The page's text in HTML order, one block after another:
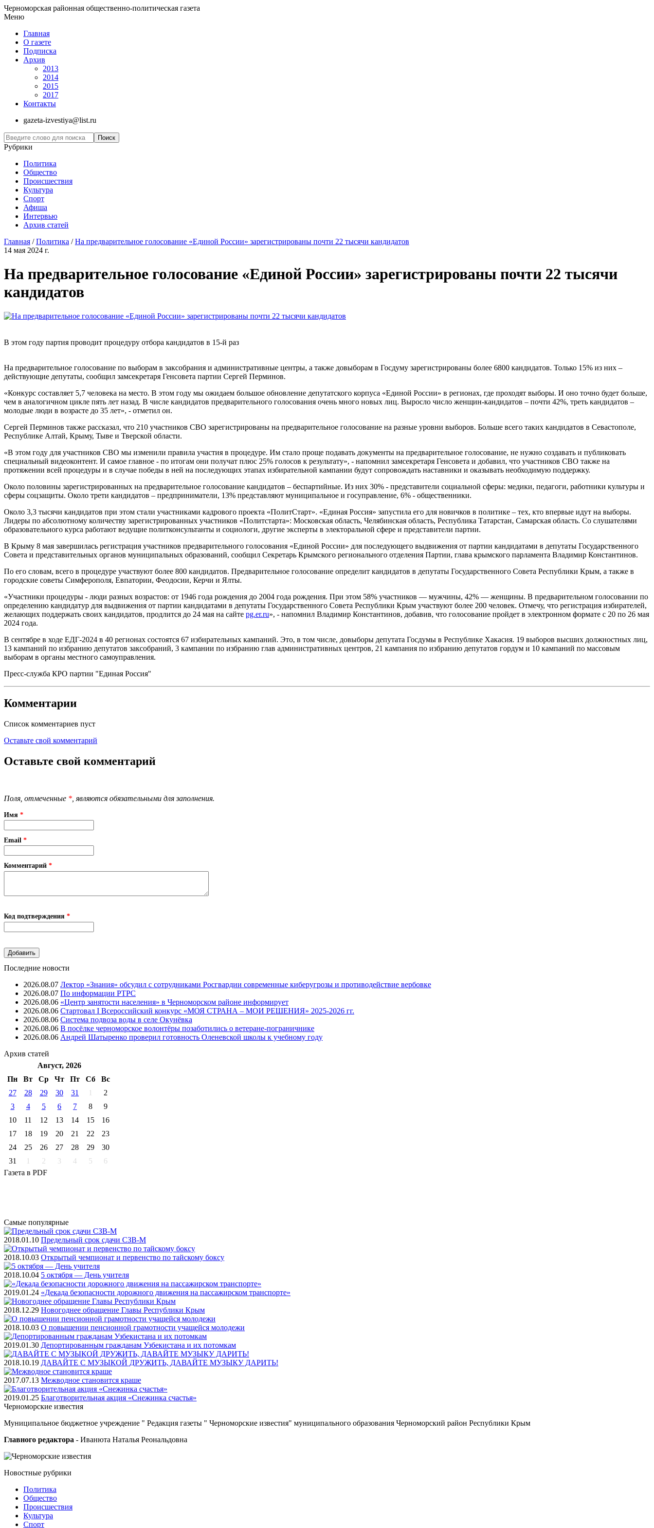
Черноморская районная общественно-политическая газета
Меню
Главная
О газете
Подписка
Архив
2013
2014
2015
2017
Контакты
gazeta-izvestiya@list.ru
Рубрики
Политика
Общество
Проиcшествия
Культура
Спорт
Афиша
Интервью
Архив статей
Главная /Политика /На предварительное голосование «Единой России» зарегистрированы почти 22 тысячи кандидатов
14 мая 2024 г.
На предварительное голосование «Единой России» зарегистрированы почти 22 тысячи
кандидатов
В этом году партия проводит процедуру отбора кандидатов в 15-й раз
На предварительное голосование по выборам в заксобрания и административные центры, а также довыборам в Госдуму зарегистрированы более 6800 кандидатов. Только 15% из них –
действующие депутаты, сообщил замсекретаря Генсовета партии Сергей Перминов.
«Конкурс составляет 5,7 человека на место. В этом году мы ожидаем большое обновление депутатского корпуса «Единой России» в регионах, где проходят выборы. И оно точно будет больше,
чем в аналогичном цикле пять лет назад. В числе кандидатов предварительного голосования очень много новых лиц. Выросло число женщин-кандидатов – почти 42%, треть кандидатов –
молодые люди в возрасте до 35 лет», - отметил он.
Сергей Перминов также рассказал, что 210 участников СВО зарегистрированы на предварительное голосование на разные уровни выборов. Больше всего таких кандидатов в Севастополе,
Республике Алтай, Крыму, Тыве и Тверской области.
«В этом году для участников СВО мы изменили правила участия в процедуре. Им стало проще подавать документы на предварительное голосование, не нужно создавать и публиковать
специальный видеоконтент. И самое главное - по итогам они получат плюс 25% голосов к результату», - напомнил замсекретаря Генсовета и добавил, что участников СВО также на
протяжении всей процедуры и в случае победы в ней на последующих этапах избирательной кампании будут сопровождать наставники и оказывать необходимую поддержку.
Около половины зарегистрированных на предварительное голосование кандидатов – беспартийные. Из них 30% - представители социальной сферы: медики, педагоги, работники культуры и
сферы соцзащиты. Около трети кандидатов – предприниматели, 13% представляют муниципальное и госуправление, 6% - общественники.
Около 3,3 тысячи кандидатов при этом стали участниками кадрового проекта «ПолитСтарт». «Единая Россия» запустила его для новичков в политике – тех, кто впервые идут на выборы.
Лидеры по абсолютному количеству зарегистрированных участников «Политстарта»: Московская область, Челябинская область, Республика Татарстан, Самарская область. Со слушателями
образовательного курса работают ведущие политконсультанты и социологи, другие эксперты в электоральной сфере и представители партии.
В Крыму 8 мая завершилась регистрация участников предварительного голосования «Единой России» для последующего выдвижения от партии кандидатами в депутаты Государственного
Совета и представительных органов муниципальных образований, сообщил Секретарь Крымского регионального отделения Партии, глава крымского парламента Владимир Константинов.
По его словам, всего в процедуре участвуют более 800 кандидатов. Предварительное голосование определит кандидатов в депутаты Государственного Совета Республики Крым, а также в
городские советы Симферополя, Евпатории, Феодосии, Керчи и Ялты.
«Участники процедуры - люди разных возрастов: от 1946 года рождения до 2004 года рождения. При этом 58% участников — мужчины, 42% — женщины. В предварительном голосовании по
определению кандидатур для выдвижения от партии кандидатами в депутаты Государственного Совета Республики Крым участвуют более 200 человек. Отмечу, что регистрация избирателей,
желающих поддержать своих кандидатов, продлится до 24 мая на сайте pg.er.ru», - напомнил Владимир Константинов, добавив, что голосование пройдет в электронном формате с 20 по 26 мая
2024 года.
В сентябре в ходе ЕДГ-2024 в 40 регионах состоятся 67 избирательных кампаний. Это, в том числе, довыборы депутата Госдумы в Республике Хакасия. 19 выборов высших должностных лиц,
13 кампаний по избранию депутатов заксобраний, 3 кампании по избранию глав административных центров, 21 кампания по избранию депутатов гордум и 10 кампаний по массовым
выборам в органы местного самоуправления.
Пресс-служба КРО партии "Единая Россия"
Комментарии
Список комментариев пуст
Оставьте свой комментарий
Оставьте свой комментарий
Поля, отмеченные * , являются обязательными для заполнения.
Имя *
Email *
Комментарий *
Код подтверждения *
Последние новости
2026.08.07 Лектор «Знания» обсудил с сотрудниками Росгвардии современные киберугрозы и противодействие вербовке
2026.08.07 ⁠По информации РТРС
2026.08.06 «Центр занятости населения» в Черноморском районе информирует
2026.08.06 Стартовал I Всероссийский конкурс «МОЯ СТРАНА – МОИ РЕШЕНИЯ» 2025-2026 гг.
2026.08.06 Система подвоза воды в селе Окунёвка
2026.08.06 В посёлке черноморское волонтёры позаботились о ветеране-пограничнике
2026.08.06 Андрей Шатыренко проверил готовность Оленевской школы к учебному году
Архив статей
Август, 2026
Пн
Вт Ср Чт Пт Cб
Вс
27
28 29 30 31 1
2
3
4 5 6 7 8
9
10
11 12 13 14 15
16
17
18 19 20 21 22
23
24
25 26 27 28 29
30
31
1 2 3 4 5
6
Газета в PDF
Самые популярные
2018.01.10 Предельный срок сдачи СЗВ-М
2018.10.03 Открытый чемпионат и первенство по тайскому боксу
2018.10.04 5 октября — День учителя
2019.01.24 «Декада безопасности дорожного движения на пассажирском транспорте»
2018.12.29 Новогоднее обращение Главы Республики Крым
2018.10.03 О повышении пенсионной грамотности учащейся молодежи
2019.01.30 Депортированным гражданам Узбекистана и их потомкам
2018.10.19 ДАВАЙТЕ С МУЗЫКОЙ ДРУЖИТЬ, ДАВАЙТЕ МУЗЫКУ ДАРИТЬ!
2017.07.13 Межводное становится краше
2019.01.25 Благотворительная акция «Снежинка счастья»
Черноморские известия
Муниципальное бюджетное учреждение " Редакция газеты " Черноморские известия" муниципального образования Черноморский район Республики Крым
Главного редактора - Иванюта Наталья Реональдовна
Новостные рубрики
Политика
Общество
Проиcшествия
Культура
Спорт